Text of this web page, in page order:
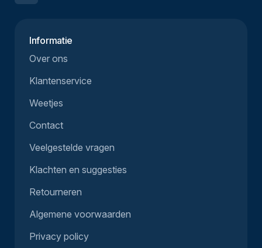
Informatie
Over ons
Klantenservice
Weetjes
Contact
Veelgestelde vragen
Klachten en suggesties
Retourneren
Algemene voorwaarden
Privacy policy